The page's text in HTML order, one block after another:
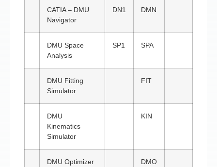
CATIA – DMU
Navigator
DN1 DMN
DMU Space
Analysis
SP1 SPA
DMU Fitting
Simulator
FIT
DMU
Kinematics
Simulator
KIN
DMU Optimizer DMO